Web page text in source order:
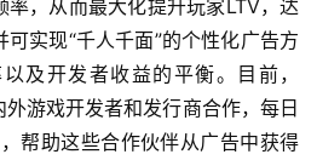
，从而最大化提升玩家LTV，达
实现“千人千面”的个性化广告方
及开发者收益的平衡。目前，
游戏开发者和发行商合作，每日
帮助这些合作伙伴从广告中获得